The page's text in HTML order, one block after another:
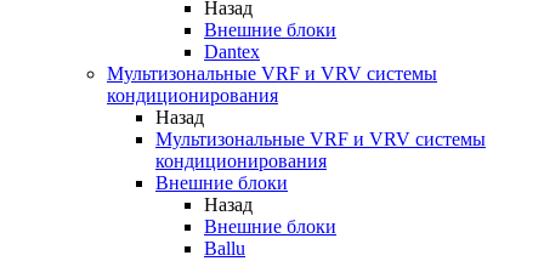
Назад
Внешние блоки
Dantex
Мультизональные VRF и VRV системы
кондиционирования
Назад
Мультизональные VRF и VRV системы
кондиционирования
Внешние блоки
Назад
Внешние блоки
Ballu